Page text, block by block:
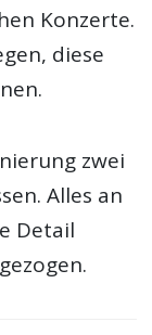
Konzerte.
diese
zwei
Alles an
Detail